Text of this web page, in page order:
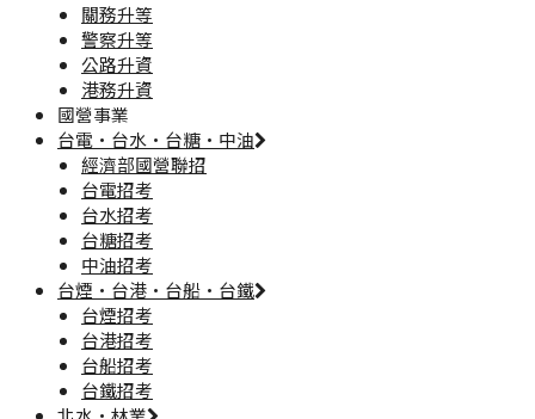
關務升等
警察升等
公路升資
港務升資
國營事業
台電·台水·台糖·中油
經濟部國營聯招
台電招考
台水招考
台糖招考
中油招考
台煙·台港·台船·台鐵
台煙招考
台港招考
台船招考
台鐵招考